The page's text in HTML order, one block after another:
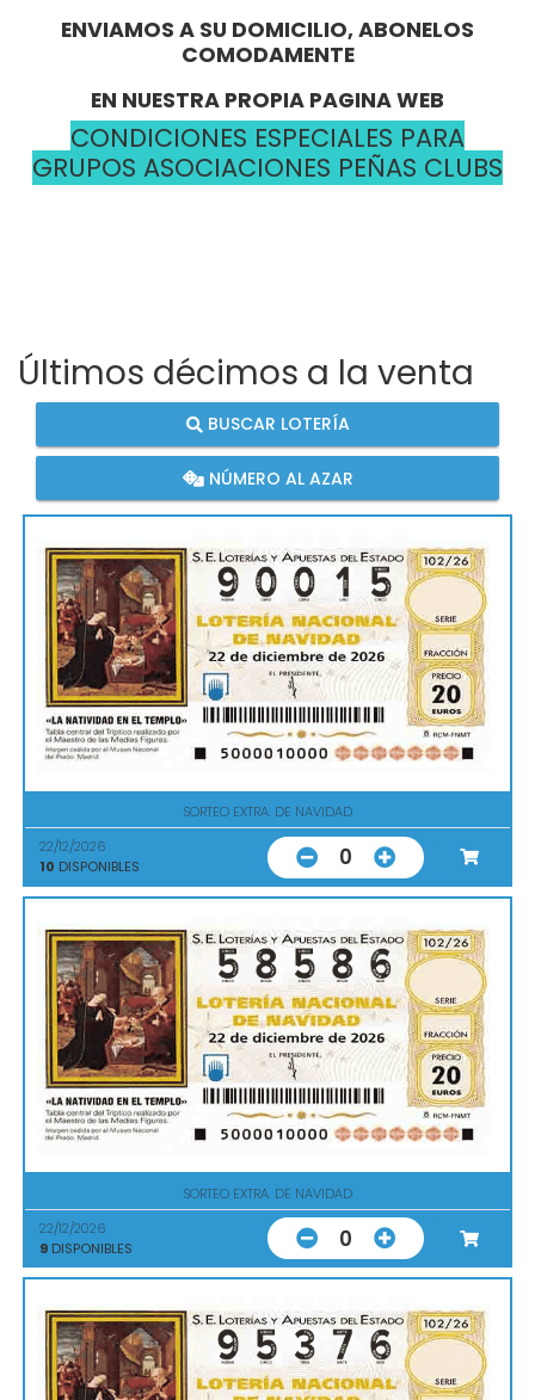
ENVIAMOS A SU DOMICILIO, ABONELOS
COMODAMENTE
EN NUESTRA PROPIA PAGINA WEB
CONDICIONES ESPECIALES PARA
GRUPOS ASOCIACIONES PEÑAS CLUBS
Últimos décimos a la venta
BUSCAR LOTERÍA
NÚMERO AL AZAR
SORTEO EXTRA. DE NAVIDAD
22/12/2026
10 DISPONIBLES 0
SORTEO EXTRA. DE NAVIDAD
22/12/2026
9 DISPONIBLES 0